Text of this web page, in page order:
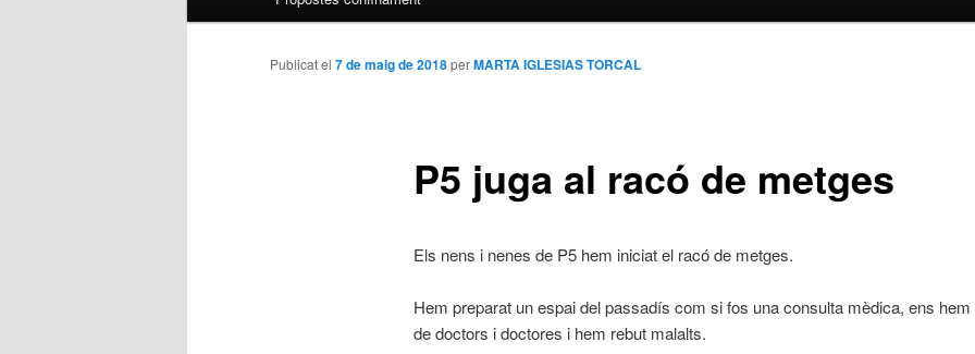
contingut
principal
P5 juga al racó de metges
Publicat el 7 de maig de 2018perMARTA IGLESIAS TORCAL
Els nens i nenes de P5 hem iniciat el racó de metges.
Hem preparat un espai del passadís com si fos una consulta mèdica, ens
de doctors i doctores i hem rebut malalts.